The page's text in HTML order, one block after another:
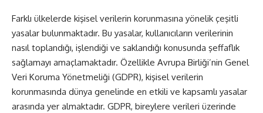
Farklı ülkelerde kişisel verilerin korunmasına yönelik çeşitli
yasalar bulunmaktadır. Bu yasalar, kullanıcıların verilerinin
nasıl toplandığı, işlendiği ve saklandığı konusunda şeffaflık
sağlamayı amaçlamaktadır. Özellikle Avrupa Birliği’nin Genel
Veri Koruma Yönetmeliği (GDPR), kişisel verilerin
korunmasında dünya genelinde en etkili ve kapsamlı yasalar
arasında yer almaktadır. GDPR, bireylere verileri üzerinde